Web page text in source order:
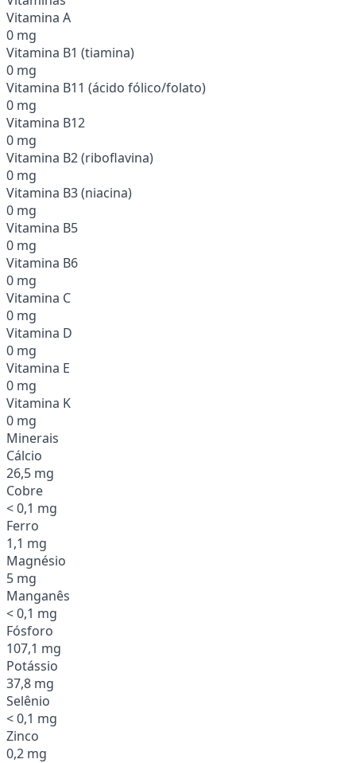
Vitamina A
0 mg
Vitamina B1 (tiamina)
0 mg
Vitamina B11 (ácido fólico/folato)
0 mg
Vitamina B12
0 mg
Vitamina B2 (riboflavina)
0 mg
Vitamina B3 (niacina)
0 mg
Vitamina B5
0 mg
Vitamina B6
0 mg
Vitamina C
0 mg
Vitamina D
0 mg
Vitamina E
0 mg
Vitamina K
0 mg
Minerais
Cálcio
26,5 mg
Cobre
< 0,1 mg
Ferro
1,1 mg
Magnésio
5 mg
Manganês
< 0,1 mg
Fósforo
107,1 mg
Potássio
37,8 mg
Selênio
< 0,1 mg
Zinco
0,2 mg